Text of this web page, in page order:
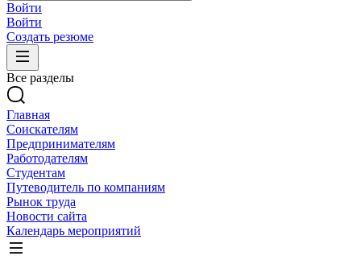
Войти
Войти
Создать резюме
Все разделы
Главная
Соискателям
Предпринимателям
Работодателям
Студентам
Путеводитель по компаниям
Рынок труда
Новости сайта
Календарь мероприятий